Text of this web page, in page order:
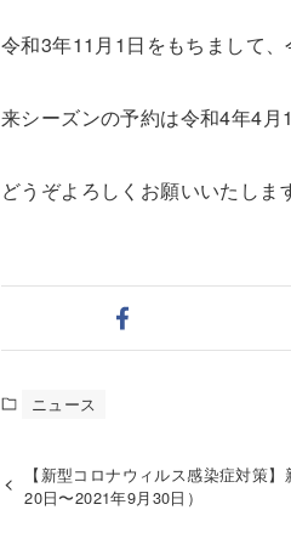
令和3年11月1日をもちまして、
来シーズンの予約は令和4年4月
どうぞよろしくお願いいたしま
ニュース
【新型コロナウィルス感染症対策
20日〜2021年9月30日）